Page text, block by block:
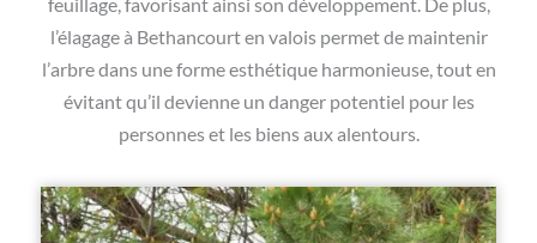
feuillage, favorisant ainsi son développement. De plus,
l’élagage à Bethancourt en valois permet de maintenir
l’arbre dans une forme esthétique harmonieuse, tout en
évitant qu’il devienne un danger potentiel pour les
personnes et les biens aux alentours.